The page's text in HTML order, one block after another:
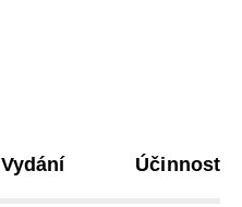
Vydání Účinnost